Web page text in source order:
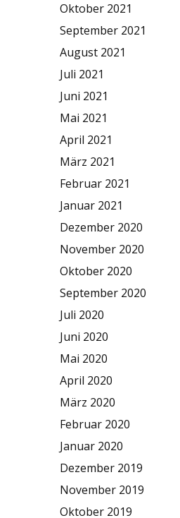
Oktober 2021
September 2021
August 2021
Juli 2021
Juni 2021
Mai 2021
April 2021
März 2021
Februar 2021
Januar 2021
Dezember 2020
November 2020
Oktober 2020
September 2020
Juli 2020
Juni 2020
Mai 2020
April 2020
März 2020
Februar 2020
Januar 2020
Dezember 2019
November 2019
Oktober 2019